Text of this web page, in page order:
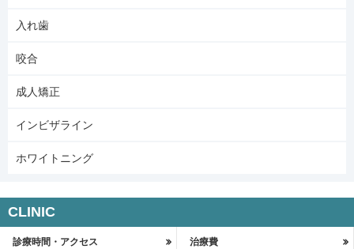
入れ歯
咬合
成人矯正
インビザライン
ホワイトニング
CLINIC
診療時間・アクセス 治療費